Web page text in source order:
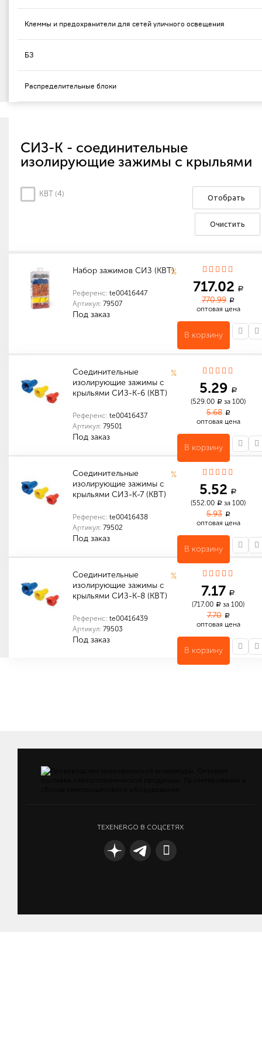
Клеммы и предохранители для сетей уличного освещения
БЗ
Распределительные блоки
СИЗ-К - соединительные
изолирующие зажимы с крыльями
Отобрать
Очистить
КВТ (4)
Набор зажимов СИЗ (КВТ)
Референс: te00416447
Артикул: 79507
Под заказ
%
717.02 a
770.99 a
оптовая цена
В корзину
Соединительные
изолирующие зажимы с
крыльями СИЗ-К-6 (КВТ)
Референс: te00416437
Артикул: 79501
Под заказ
%
5.29 a
(529.00 a за 100)
5.68 a
оптовая цена
В корзину
Соединительные
изолирующие зажимы с
крыльями СИЗ-К-7 (КВТ)
Референс: te00416438
Артикул: 79502
Под заказ
%
5.52 a
(552.00 a за 100)
5.93 a
оптовая цена
В корзину
Соединительные
изолирующие зажимы с
крыльями СИЗ-К-8 (КВТ)
Референс: te00416439
Артикул: 79503
Под заказ
%
7.17 a
(717.00 a за 100)
7.70 a
оптовая цена
В корзину
TEXENERGO В СОЦСЕТЯХ